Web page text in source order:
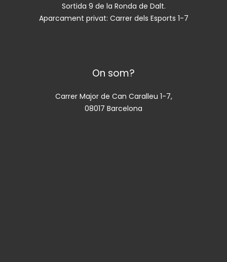
Sortida 9 de la Ronda de Dalt.
Aparcament privat: Carrer dels Esports 1-7
On som?
Carrer Major de Can Caralleu 1-7,
08017 Barcelona